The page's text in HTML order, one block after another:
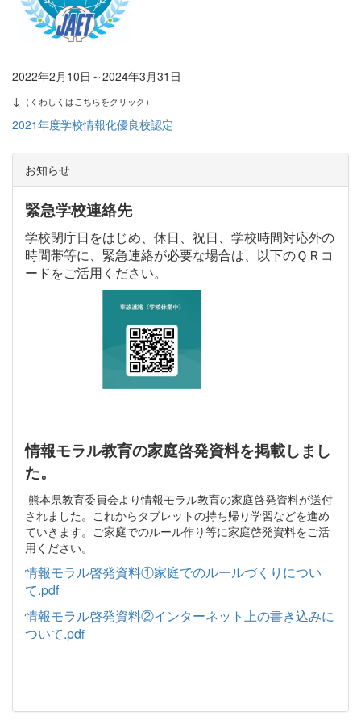
2022年2月10日～2024年3月31日
↓ （くわしくはこちらをクリック）
2021年度学校情報化優良校認定
お知らせ
緊急学校連絡先
学校閉庁日をはじめ、休日、祝日、学校時間対応外の
時間帯等に、緊急連絡が必要な場合は、以下のＱＲコ
ードをご活用ください。
情報モラル教育の家庭啓発資料を掲載しまし
た。
熊本県教育委員会より情報モラル教育の家庭啓発資料が送付
されました。これからタブレットの持ち帰り学習などを進め
ていきます。ご家庭でのルール作り等に家庭啓発資料をご活
用ください。
情報モラル啓発資料①家庭でのルールづくりについ
て.pdf
情報モラル啓発資料②インターネット上の書き込みに
ついて.pdf